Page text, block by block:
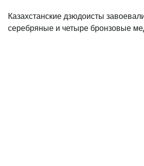
Казахстанские дзюдоисты
серебряные и четыре бронзовые